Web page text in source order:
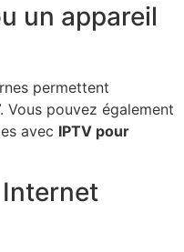
un appareil
permettent
Vous pouvez également
avec IPTV pour